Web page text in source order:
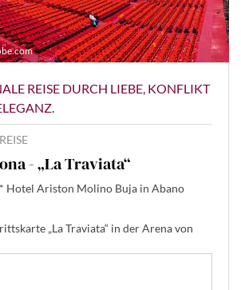
REISE DURCH LIEBE, KONFLIKT
- „La Traviata“
Hotel Ariston Molino Buja in Abano
„La Traviata“ in der Arena von